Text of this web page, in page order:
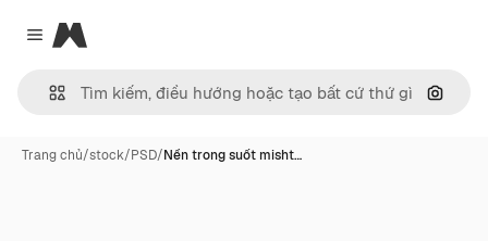
Close menu
Magnific
Tìm
Trang chủ/stock/PSD/Nền trong suốt misht…